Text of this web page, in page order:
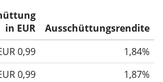
in EUR
Ausschüttungsrendite
0,99
1,84%
0,99
1,87%